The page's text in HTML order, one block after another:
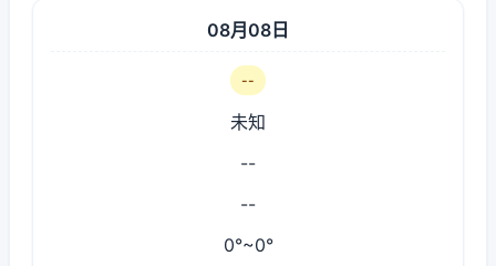
08月08日
--
未知
--
--
0°~0°